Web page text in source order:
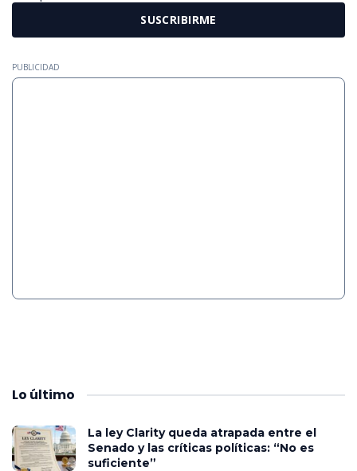
SUSCRIBIRME
PUBLICIDAD
Lo último
La ley Clarity queda atrapada entre el
Senado y las críticas políticas: “No es
suficiente”